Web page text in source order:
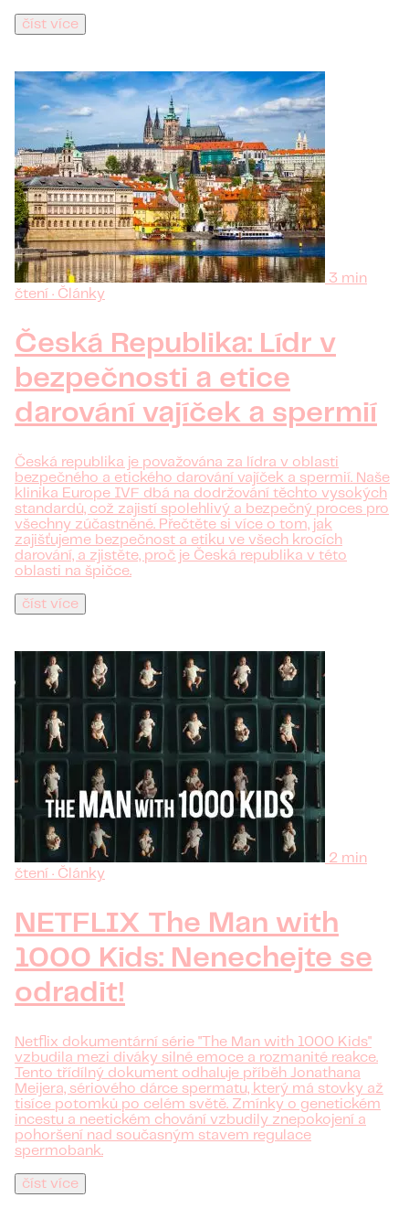
číst více
3 min
čtení · Články
Česká Republika: Lídr v
bezpečnosti a etice
darování vajíček a spermií
Česká republika je považována za lídra v oblasti
bezpečného a etického darování vajíček a spermií. Naše
klinika Europe IVF dbá na dodržování těchto vysokých
standardů, což zajistí spolehlivý a bezpečný proces pro
všechny zúčastněné. Přečtěte si více o tom, jak
zajišťujeme bezpečnost a etiku ve všech krocích
darování, a zjistěte, proč je Česká republika v této
oblasti na špičce.
číst více
2 min
čtení · Články
NETFLIX The Man with
1000 Kids: Nenechejte se
odradit!
Netflix dokumentární série "The Man with 1000 Kids"
vzbudila mezi diváky silné emoce a rozmanité reakce.
Tento třídílný dokument odhaluje příběh Jonathana
Meijera, sériového dárce spermatu, který má stovky až
tisíce potomků po celém světě. Zmínky o genetickém
incestu a neetickém chování vzbudily znepokojení a
pohoršení nad současným stavem regulace
spermobank.
číst více